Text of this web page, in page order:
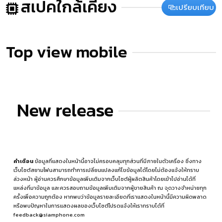
สเปคใกล้เคียง เปรียบเทียบ
Top view mobile
New release
คำเตือนข้อมูลที่แสดงในหน้านี้อาจไม่ครอบคลุมทุกส่วนที่มีภายในตัวเครื่อง ซึ่งทาง
เว็บไซต์สยามโฟนสามารถทำการเปลี่ยนแปลงแก้ไขข้อมูลได้โดยไม่ต้องแจ้งให้ทราบ
ล่วงหน้า ผู้อ่านควรศึกษาข้อมูลเพิ่มเติมจากเว็บไซต์ผู้ผลิตสินค้าโดยเข้าไปอ่านได้ที่
แหล่งที่มาข้อมูล และควรสอบถามข้อมูลเพิ่มเติมจากผู้ขายสินค้า ณ จุดวางจำหน่ายทุก
ครั้งเพื่อความถูกต้อง หากพบว่าข้อมูลรายละเอียดที่เราแสดงในหน้านี้มีความผิดพลาด
หรือพบปัญหาในการแสดงผลของเว็บไซต์โปรดแจ้งให้เราทราบได้ที่
feedback@siamphone.com